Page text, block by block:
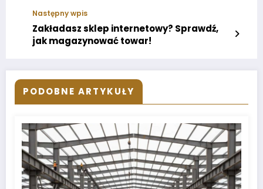
Następny wpis
Zakładasz sklep internetowy? Sprawdź,
jak magazynować towar!
PODOBNE ARTYKUŁY